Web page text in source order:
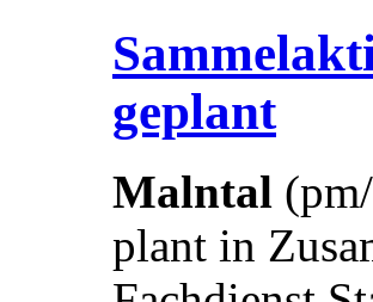
geplant
Malntal (pm/
plant in